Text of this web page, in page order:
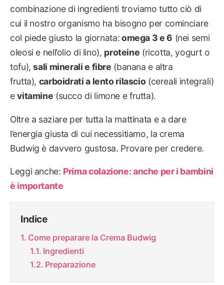
combinazione di ingredienti troviamo tutto ciò di
cui il nostro organismo ha bisogno per cominciare
col piede giusto la giornata:omega 3 e 6 (nei semi
oleosi e nell’olio di lino), proteine (ricotta, yogurt o
tofu),sali minerali e fibre (banana e altra
frutta), carboidrati a lento rilascio (cereali integrali)
evitamine (succo di limone e frutta).
Oltre a saziare per tutta la mattinata e a dare
l’energia giusta di cui necessitiamo, la crema
Budwig è davvero gustosa. Provare per credere.
Leggi anche: Prima colazione: anche per i bambini
è importante
Indice
Come preparare la Crema Budwig
Ingredienti
Preparazione